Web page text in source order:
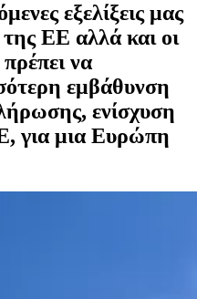
εξελίξεις μας
της ΕΕ αλλά και οι
να
εμβάθυνση
ενίσχυση
για μια Ευρώπη